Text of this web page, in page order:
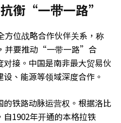
衡“一带一路”
方位战略合作伙伴关系，称
并要推动“一带一路”合
接。中国是南非最大贸易伙
、能源等领域深度合作。
铁路动脉运营权。根据洛比
1902年开通的本格拉铁